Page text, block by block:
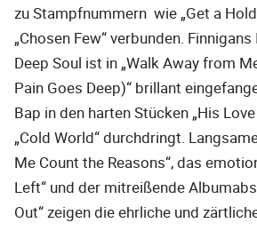
zu Stampfnummern wie „Get a
„Chosen Few“ verbunden.
Deep Soul ist in „Walk Away from
Pain Goes Deep)“ brillant
Bap in den harten Stücken „His Love
„Cold World“ durchdringt.
Me Count the Reasons“, das
Left“ und der mitreißende
Out“ zeigen die ehrliche und